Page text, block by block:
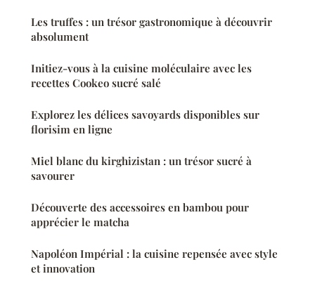
Les truffes : un trésor gastronomique à découvrir
absolument
Initiez-vous à la cuisine moléculaire avec les
recettes Cookeo sucré salé
Explorez les délices savoyards disponibles sur
florisim en ligne
Miel blanc du kirghizistan : un trésor sucré à
savourer
Découverte des accessoires en bambou pour
apprécier le matcha
Napoléon Impérial : la cuisine repensée avec style
et innovation